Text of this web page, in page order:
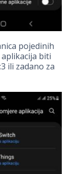
pojedinih
biti
ili zadano za